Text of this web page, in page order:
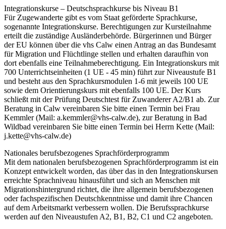
Integrationskurse – Deutschsprachkurse bis Niveau B1
Für Zugewanderte gibt es vom Staat geförderte Sprachkurse,
sogenannte Integrationskurse. Berechtigungen zur Kursteilnahme
erteilt die zuständige Ausländerbehörde. Bürgerinnen und Bürger
der EU können über die vhs Calw einen Antrag an das Bundesamt
für Migration und Flüchtlinge stellen und erhalten daraufhin von
dort ebenfalls eine Teilnahmeberechtigung. Ein Integrationskurs mit
700 Unterrichtseinheiten (1 UE - 45 min) führt zur Niveaustufe B1
und besteht aus den Sprachkursmodulen 1-6 mit jeweils 100 UE
sowie dem Orientierungskurs mit ebenfalls 100 UE. Der Kurs
schließt mit der Prüfung Deutschtest für Zuwanderer A2/B1 ab. Zur
Beratung in Calw vereinbaren Sie bitte einen Termin bei Frau
Kemmler (Mail: a.kemmler@vhs-calw.de), zur Beratung in Bad
Wildbad vereinbaren Sie bitte einen Termin bei Herrn Kette (Mail:
j.kette@vhs-calw.de)
Nationales berufsbezogenes Sprachförderprogramm
Mit dem nationalen berufsbezogenen Sprachförderprogramm ist ein
Konzept entwickelt worden, das über das in den Integrationskursen
erreichte Sprachniveau hinausführt und sich an Menschen mit
Migrationshintergrund richtet, die ihre allgemein berufsbezogenen
oder fachspezifischen Deutschkenntnisse und damit ihre Chancen
auf dem Arbeitsmarkt verbessern wollen. Die Berufssprachkurse
werden auf den Niveaustufen A2, B1, B2, C1 und C2 angeboten.